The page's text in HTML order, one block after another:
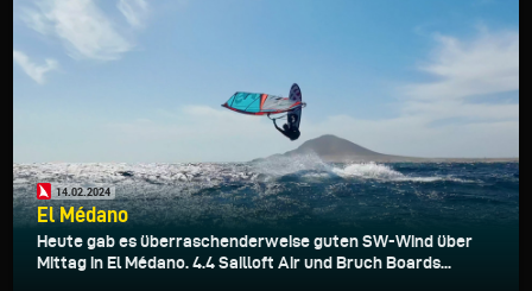
14.02.2024
El Médano
Heute gab es überraschenderweise guten SW-Wind über
Mittag in El Médano. 4.4 Sailloft Air und Bruch Boards...